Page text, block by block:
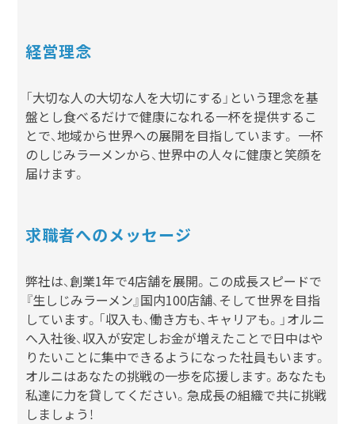
経営理念
「大切な人の大切な人を大切にする」という理念を基
盤とし食べるだけで健康になれる一杯を提供するこ
とで、地域から世界への展開を目指しています。 一杯
のしじみラーメンから、世界中の人々に健康と笑顔を
届けます。
求職者へのメッセージ
弊社は、創業1年で4店舗を展開。この成長スピードで
『生しじみラーメン』国内100店舗、そして世界を目指
しています。「収入も、働き方も、キャリアも。」オルニ
へ入社後、収入が安定しお金が増えたことで日中はや
りたいことに集中できるようになった社員もいます。
オルニはあなたの挑戦の一歩を応援します。あなたも
私達に力を貸してください。急成長の組織で共に挑戦
しましょう！